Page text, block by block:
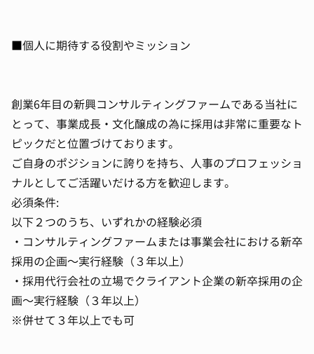
■個人に期待する役割やミッション
創業6年目の新興コンサルティングファームである当社に
とって、事業成長・文化醸成の為に採用は非常に重要なト
ピックだと位置づけております。
ご自身のポジションに誇りを持ち、人事のプロフェッショ
ナルとしてご活躍いだける方を歓迎します。
必須条件:
以下２つのうち、いずれかの経験必須
・コンサルティングファームまたは事業会社における新卒
採用の企画～実行経験（３年以上）
・採用代行会社の立場でクライアント企業の新卒採用の企
画～実行経験（３年以上）
※併せて３年以上でも可